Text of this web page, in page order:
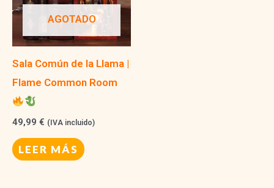
AGOTADO
Sala Común de la Llama |
Flame Common Room
49,99 € (IVA incluido)
LEER MÁS